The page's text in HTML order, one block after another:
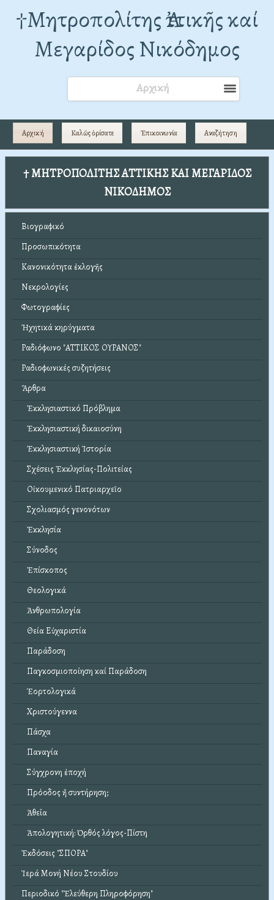
†Mητροπολίτης Ἀττικῆς καί
Μεγαρίδος Νικόδημος
Αρχική
Αρχική Καλῶς ὁρίσατε Ἐπικοινωνία Αναζήτηση
† ΜΗΤΡΟΠΟΛΙΤΗΣ ΑΤΤΙΚΗΣ ΚΑΙ ΜΕΓΑΡΙΔΟΣ
ΝΙΚΟΔΗΜΟΣ
Βιογραφικό
Προσωπικότητα
Κανονικότητα ἐκλογῆς
Νεκρολογίες
Φωτογραφίες
Ἠχητικά κηρύγματα
Ραδιόφωνο "ΑΤΤΙΚΟΣ ΟΥΡΑΝΟΣ"
Ραδιοφωνικές συζητήσεις
Ἄρθρα
Ἐκκλησιαστικό Πρόβλημα
Ἐκκλησιαστική δικαιοσύνη
Ἐκκλησιαστική Ἱστορία
Σχέσεις Ἐκκλησίας-Πολιτείας
Οἰκουμενικό Πατριαρχεῖο
Σχολιασμός γενονότων
Ἐκκλησία
Σύνοδος
Ἐπίσκοπος
Θεολογικά
Ἀνθρωπολογία
Θεία Εὐχαριστία
Παράδοση
Παγκοσμιοποίηση καί Παράδοση
Ἑορτολογικά
Χριστούγεννα
Πάσχα
Παναγία
Σύγχρονη ἐποχή
Πρόοδος ἤ συντήρηση;
Ἀθεΐα
Ἀπολογητική: Ὀρθός λόγος-Πίστη
Ἐκδόσεις "ΣΠΟΡΑ"
Ἱερά Μονή Νέου Στουδίου
Περιοδικό "Ἐλεύθερη Πληροφόρηση"